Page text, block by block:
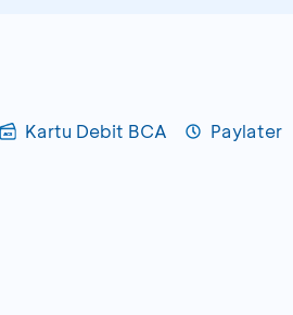
Kartu Debit BCA Paylater